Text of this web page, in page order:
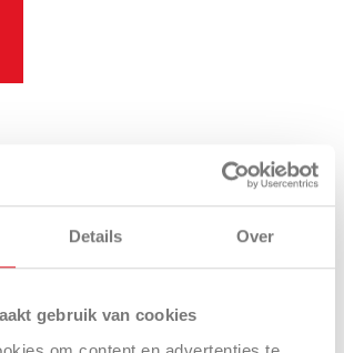
Details Over
gebruik van cookies
komt van een externe site en gebruikt
en de inhoud wil zien.